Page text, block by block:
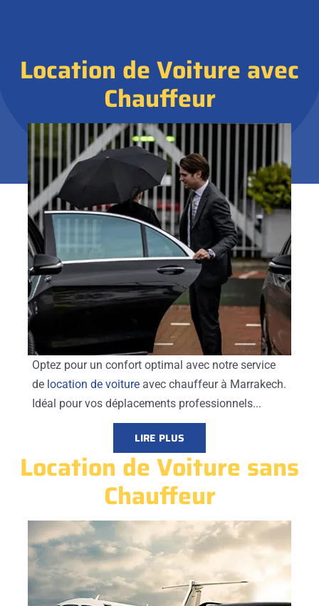
Location de Voiture avec
Chauffeur
Optez pour un confort optimal avec notre service
de location de voiture avec chauffeur à Marrakech.
Idéal pour vos déplacements professionnels...
LIRE PLUS
Location de Voiture sans
Chauffeur